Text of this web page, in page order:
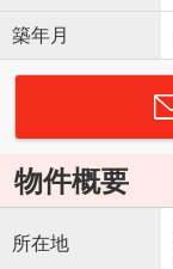
築年月
物件概要
所在地